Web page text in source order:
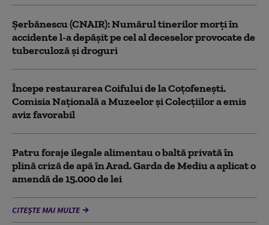
Şerbănescu (CNAIR): Numărul tinerilor morţi în
accidente l-a depăşit pe cel al deceselor provocate de
tuberculoză şi droguri
Începe restaurarea Coifului de la Coțofenești.
Comisia Naţională a Muzeelor şi Colecţiilor a emis
aviz favorabil
Patru foraje ilegale alimentau o baltă privată în
plină criză de apă în Arad. Garda de Mediu a aplicat o
amendă de 15.000 de lei
CITEȘTE MAI MULTE